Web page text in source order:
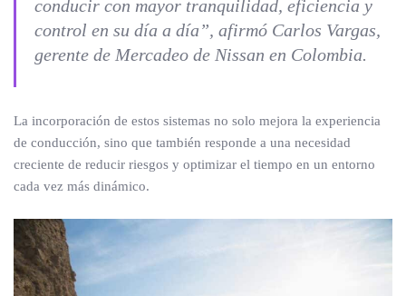
conducir con mayor tranquilidad, eficiencia y
control en su día a día”, afirmó Carlos Vargas,
gerente de Mercadeo de Nissan en Colombia.
La incorporación de estos sistemas no solo mejora la experiencia
de conducción, sino que también responde a una necesidad
creciente de reducir riesgos y optimizar el tiempo en un entorno
cada vez más dinámico.